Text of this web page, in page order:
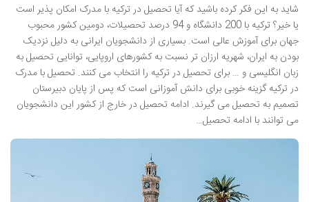
شاید به این فکر کرده باشید که آیا تحصیل در ترکیه با مدرک امکان پذیر است
یا خیر؟ ترکیه با 200 دانشگاه و 94 درصد تحصیلات، دومین کشور محبوب
جهان برای آموزش عالی است. بسیاری از دانشجویان ایرانی به دلیل نزدیک
بودن به ایران، شهریه ارزان تر نسبت به کشورهای اروپایی، توانایی تحصیل به
زبان انگلیسی و … برای تحصیل در ترکیه را انتخاب می کنند. تحصیل با مدرک
در ترکیه گزینه خوبی برای دانش آموزانی است که پس از پایان دبیرستان
تصمیم به تحصیل می گیرند. ادامه تحصیل در خارج از کشور این دانشجویان
می توانند با ادامه تحصیل…